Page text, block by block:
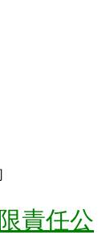
責任公